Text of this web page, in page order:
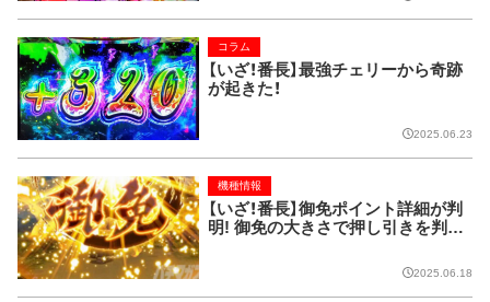
【いざ！番長】最強チェリーから奇跡
が起きた！
コラム
2025.06.23
【いざ！番長】御免ポイント詳細が判
明! 御免の大きさで押し引きを判断
機種情報
2025.06.18